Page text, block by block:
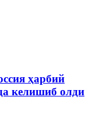
ҳарбий
келишиб олди